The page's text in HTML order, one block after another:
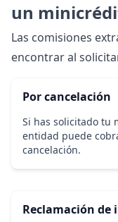
un
Las comisiones
encontrar al
Por cancelación
Si has solicitado tu
entidad puede
cancelación.
Reclamación de